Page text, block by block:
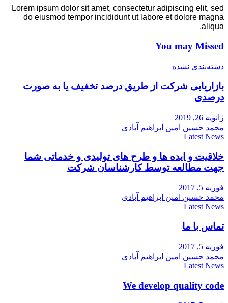
Lorem ipsum dolor sit amet, consectetur adipiscing elit, sed
do eiusmod tempor incididunt ut labore et dolore magna
aliqua.
You may Missed
دسته‌بندی نشده
بازاریابی شرکت از طریق درصد تخفیف یا به صورت
درصدی
ژانویه 26, 2019
محمد حسین امین ابراهیم آبادی
Latest News
خلاقیت و ایده ها و طرح های تولیدی و خدماتی شما
جهت مطالعه توسط کارشناسان شرکت
فوریه 5, 2017
محمد حسین امین ابراهیم آبادی
Latest News
تماس با ما
فوریه 5, 2017
محمد حسین امین ابراهیم آبادی
Latest News
We develop quality code